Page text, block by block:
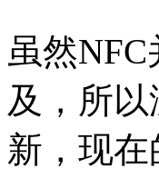
虽然
及，所
新，现